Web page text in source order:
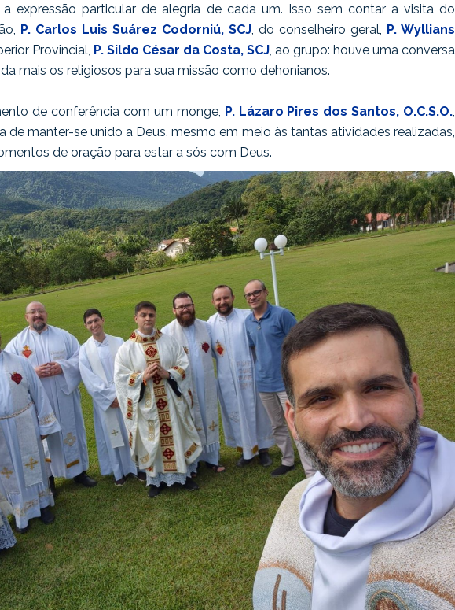
expressão particular de alegria de cada um. Isso sem contar a visita do
P. Carlos Luis Suárez Codorniú, SCJ , do conselheiro geral, P. Wyllians
Provincial, P. Sildo César da Costa, SCJ , ao grupo: houve uma conversa
mais os religiosos para sua missão como dehonianos.
de conferência com um monge, P. Lázaro Pires dos Santos, O.C.S.O.
manter-se unido a Deus, mesmo em meio às tantas atividades realizadas,
de oração para estar a sós com Deus.